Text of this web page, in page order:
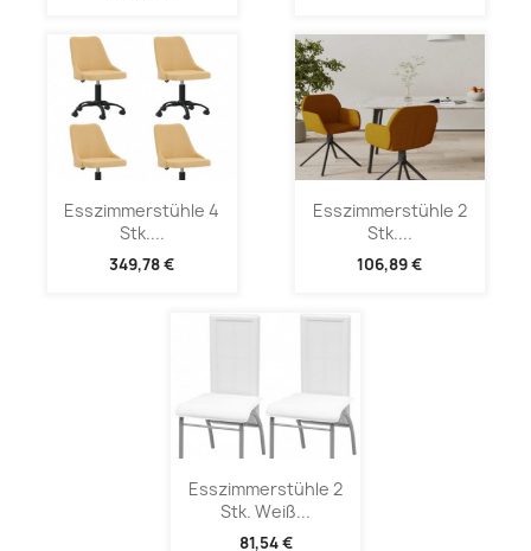
Esszimmerstühle 4
Stk....
349,78 €
Esszimmerstühle 2
Stk....
106,89 €
Esszimmerstühle 2
Stk. Weiß...
81,54 €